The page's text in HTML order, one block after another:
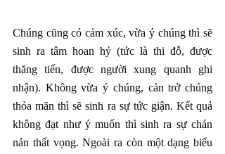
Chúng cũng có cảm xúc, vừa ý chúng thì sẽ
sinh ra tâm hoan hỷ (tức là thi đỗ, được
thăng tiến, được người xung quanh ghi
nhận). Không vừa ý chúng, cản trở chúng
thỏa mãn thì sẽ sinh ra sự tức giận. Kết quả
không đạt như ý muốn thì sinh ra sự chán
nản thất vọng. Ngoài ra còn một dạng biểu